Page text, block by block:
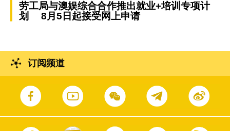
劳工局与澳娱综合合作推出就业+培训专项计
划 8月5日起接受网上申请
订阅频道